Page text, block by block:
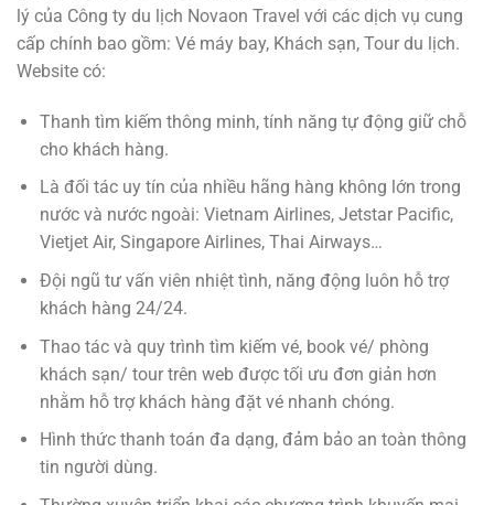
lý của Công ty du lịch Novaon Travel với các dịch vụ cung
cấp chính bao gồm: Vé máy bay, Khách sạn, Tour du lịch.
Website có:
Thanh tìm kiếm thông minh, tính năng tự động giữ chỗ
cho khách hàng.
Là đối tác uy tín của nhiều hãng hàng không lớn trong
nước và nước ngoài: Vietnam Airlines, Jetstar Pacific,
Vietjet Air, Singapore Airlines, Thai Airways…
Đội ngũ tư vấn viên nhiệt tình, năng động luôn hỗ trợ
khách hàng 24/24.
Thao tác và quy trình tìm kiếm vé, book vé/ phòng
khách sạn/ tour trên web được tối ưu đơn giản hơn
nhằm hỗ trợ khách hàng đặt vé nhanh chóng.
Hình thức thanh toán đa dạng, đảm bảo an toàn thông
tin người dùng.